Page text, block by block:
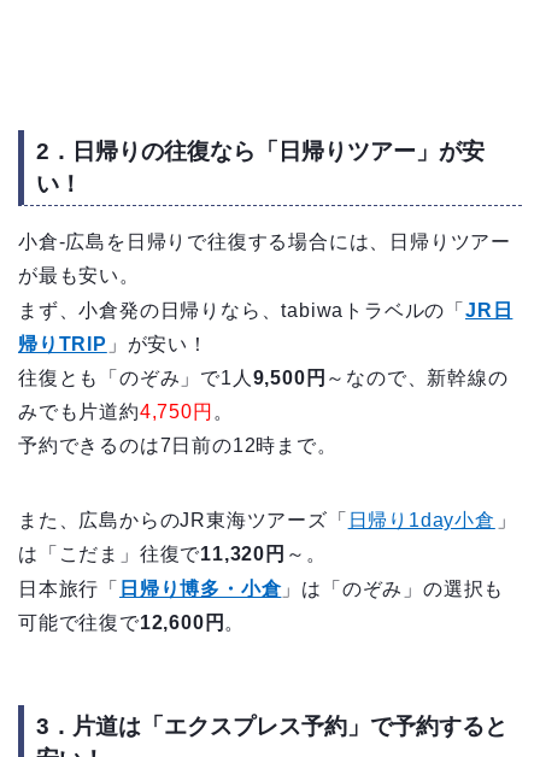
2．日帰りの往復なら「日帰りツアー」が安
い！
小倉‐広島を日帰りで往復する場合には、日帰りツアー
が最も安い。
まず、小倉発の日帰りなら、tabiwaトラベルの「 JR日
帰りTRIP 」が安い！
往復とも「のぞみ」で1人 9,500円 ～なので、新幹線の
みでも片道約4,750円 。
予約できるのは7日前の12時まで。
また、広島からのJR東海ツアーズ「 日帰り1day小倉 」
は「こだま」往復で11,320円 ～。
日本旅行「
日帰り博多・小倉」は「のぞみ」の選択も
可能で往復で12,600円 。
3．片道は「エクスプレス予約」で予約すると